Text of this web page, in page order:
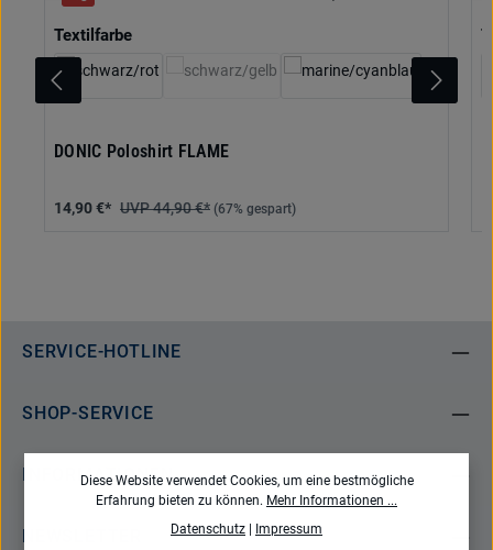
Textilfarbeauswählen
(Diese Option ist zurzeit nicht verfügbar.)
DONIC Poloshirt FLAME
14,90 €* 44,90 €* (67% gespart)
SERVICE-HOTLINE
SHOP-SERVICE
INFORMATIONEN
Diese Website verwendet Cookies, um eine bestmögliche
Erfahrung bieten zu können. Mehr Informationen ...
Datenschutz
Impressum